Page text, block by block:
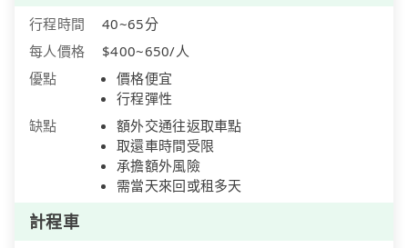
行程時間
40~65分
每人價格
$400~650/人
優點
價格便宜
行程彈性
缺點
額外交通往返取車點
取還車時間受限
承擔額外風險
需當天來回或租多天
計程車